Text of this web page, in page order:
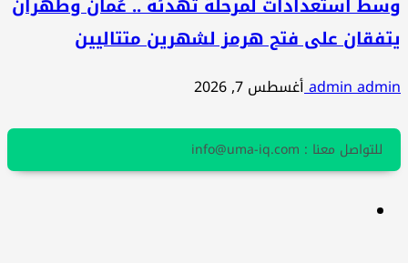
وسط استعدادات لمرحلة تهدئة .. عُمان وطهران
يتفقان على فتح هرمز لشهرين متتاليين
admin adminأغسطس 7, 2026
للتواصل معنا : info@uma-iq.com